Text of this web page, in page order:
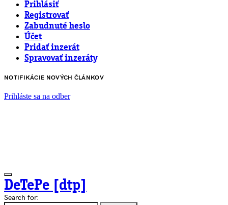
Prihlásiť
Registrovať
Zabudnuté heslo
Účet
Pridať inzerát
Spravovať inzeráty
NOTIFIKÁCIE NOVÝCH ČLÁNKOV
Prihláste sa na odber
DeTePe [dtp]
Search for: